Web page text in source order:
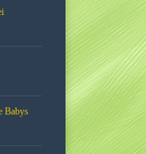
Babys